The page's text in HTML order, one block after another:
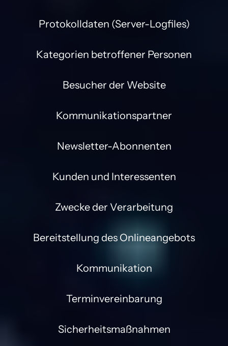
Protokolldaten (Server-Logfiles)
Kategorien betroffener Personen
Besucher der Website
Kommunikationspartner
Newsletter-Abonnenten
Kunden und Interessenten
Zwecke der Verarbeitung
Bereitstellung des Onlineangebots
Kommunikation
Terminvereinbarung
Sicherheitsmaßnahmen